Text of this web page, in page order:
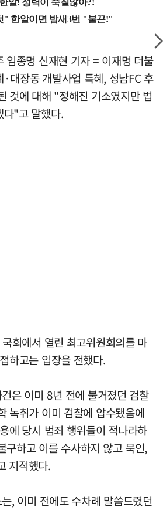
임종명 신재현 기자 = 이재명 더불
대장동 개발사업 특혜, 성남FC 후
것에 대해 "정해진 기소였지만 법
다"고 말했다.
회에서 열린 최고위원회의를 마
하고는 입장을 전했다.
은 이미 8년 전에 불거졌던 검찰
녹취가 이미 검찰에 압수됐음에
에 당시 범죄 행위들이 적나라하
구하고 이를 수사하지 않고 묵인,
지적했다.
, 이미 전에도 수차례 말씀드렸던